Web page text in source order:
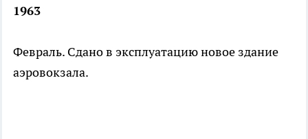
1963
Февраль. Сдано в эксплуатацию новое здание
аэровокзала.